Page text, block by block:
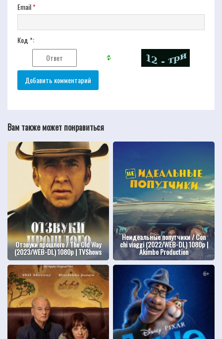
Email*
Код *:
Вам также может понравиться
Отзвуки прошлого / The Old Way
(2023/WEB-DL) 1080p | TVShows
Неидеальные попутчики / Con
chi viaggi (2022/WEB-DL) 1080p |
Akimbo Production